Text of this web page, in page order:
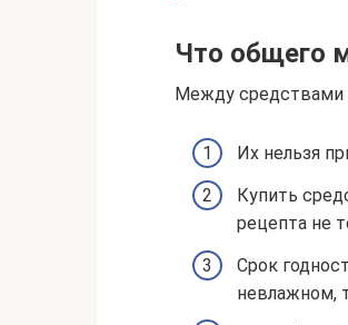
Что общего
Между средствами
Их нельзя
Купить
рецепта не
Срок
невлажном,